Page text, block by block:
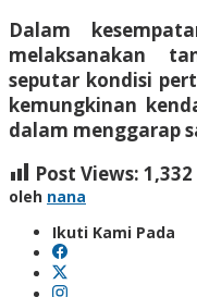
Dalam
melaksanakan
seputar kondisi
kemungkinan
dalam menggarap
Post Views: 1,332
oleh nana
Ikuti Kami Pada